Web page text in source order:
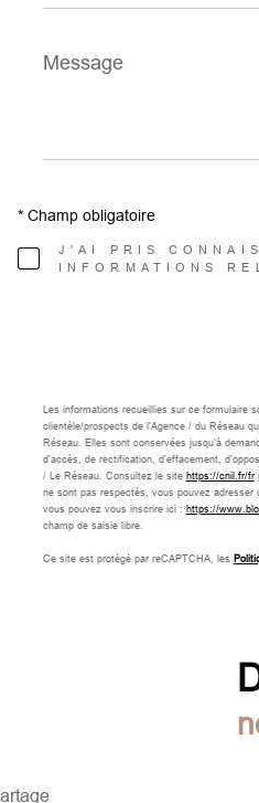
Message
*
J'AI PRIS
INFORMATIONS
* Champ obligatoire
Les informations recueillies sur ce formulaire
clientèle/prospects de l'Agence / du Réseau
Réseau. Elles sont conservées jusqu'à
d’accès, de rectification, d’effacement,
/ Le Réseau. Consultez le site https://cnil.fr/fr
ne sont pas respectés, vous pouvez adresser
vous pouvez vous inscrire ici : https://
champ de saisie libre.
Ce site est protégé par reCAPTCHA, les